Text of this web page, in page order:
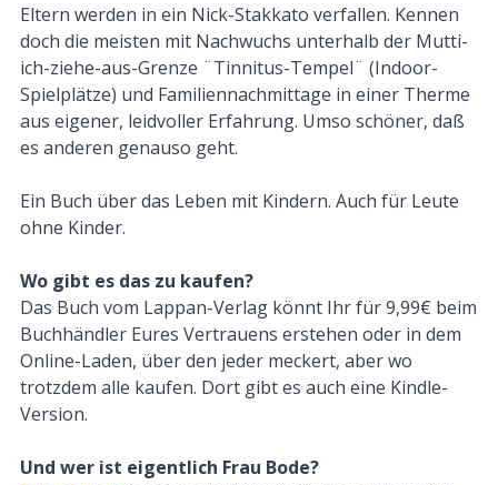
Eltern werden in ein Nick-Stakkato verfallen. Kennen
doch die meisten mit Nachwuchs unterhalb der Mutti-
ich-ziehe-aus-Grenze ¨Tinnitus-Tempel¨ (Indoor-
Spielplätze) und Familiennachmittage in einer Therme
aus eigener, leidvoller Erfahrung. Umso schöner, daß
es anderen genauso geht.
Ein Buch über das Leben mit Kindern. Auch für Leute
ohne Kinder.
Wo gibt es das zu kaufen?
Das Buch vom Lappan-Verlag könnt Ihr für 9,99€ beim
Buchhändler Eures Vertrauens erstehen oder in dem
Online-Laden, über den jeder meckert, aber wo
trotzdem alle kaufen. Dort gibt es auch eine Kindle-
Version.
Und wer ist eigentlich Frau Bode?